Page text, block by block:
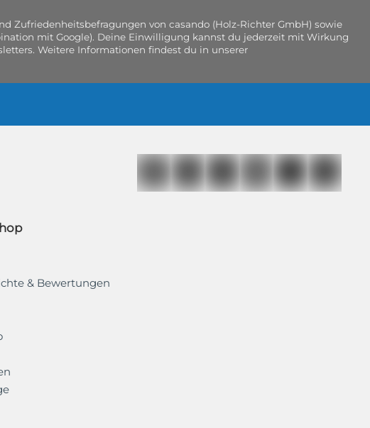
von casando (Holz-Richter GmbH) sowie
mit Google). Deine Einwilligung kannst du jederzeit mit Wirkung
Weitere Informationen findest du in unserer
& Bewertungen